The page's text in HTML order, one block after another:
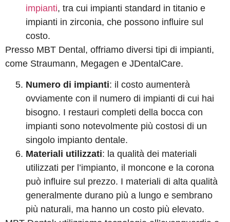
impianti, tra cui impianti standard in titanio e
impianti in zirconia, che possono influire sul
costo.
Presso MBT Dental, offriamo diversi tipi di impianti,
come Straumann, Megagen e JDentalCare.
Numero di impianti: il costo aumenterà
ovviamente con il numero di impianti di cui hai
bisogno. I restauri completi della bocca con
impianti sono notevolmente più costosi di un
singolo impianto dentale.
Materiali utilizzati: la qualità dei materiali
utilizzati per l’impianto, il moncone e la corona
può influire sul prezzo. I materiali di alta qualità
generalmente durano più a lungo e sembrano
più naturali, ma hanno un costo più elevato.